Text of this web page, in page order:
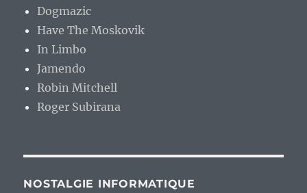
Dogmazic
Have The Moskovik
In Limbo
Jamendo
Robin Mitchell
Roger Subirana
NOSTALGIE INFORMATIQUE